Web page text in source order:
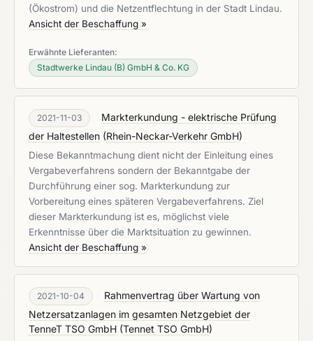
(Ökostrom) und die Netzentflechtung in der Stadt Lindau.
Ansicht der Beschaffung »
Erwähnte Lieferanten:
Stadtwerke Lindau (B) GmbH & Co. KG
2021-11-03
Markterkundung - elektrische Prüfung
der Haltestellen (Rhein-Neckar-Verkehr GmbH)
Diese Bekanntmachung dient nicht der Einleitung eines
Vergabeverfahrens sondern der Bekanntgabe der
Durchführung einer sog. Markterkundung zur
Vorbereitung eines späteren Vergabeverfahrens. Ziel
dieser Markterkundung ist es, möglichst viele
Erkenntnisse über die Marktsituation zu gewinnen.
Ansicht der Beschaffung »
2021-10-04
Rahmenvertrag über Wartung von
Netzersatzanlagen im gesamten Netzgebiet der
TenneT TSO GmbH (Tennet TSO GmbH)